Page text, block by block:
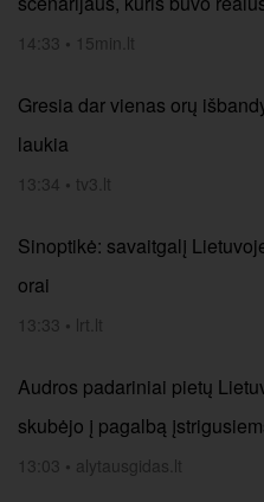
14:33 • 15min.lt
Gresia dar vienas orų
laukia
13:34 • tv3.lt
Sinoptikė: savaitgalį
orai
13:33 • lrt.lt
Audros padariniai pietų
skubėjo į pagalbą
13:03 • alytausgidas.lt